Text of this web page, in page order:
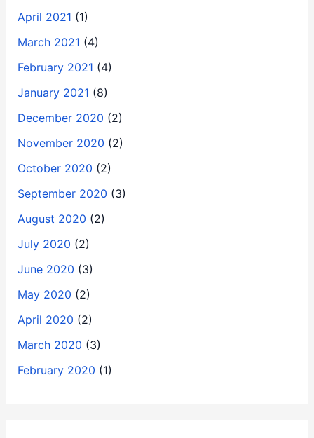
April 2021 (1)
March 2021 (4)
February 2021 (4)
January 2021 (8)
December 2020 (2)
November 2020 (2)
October 2020 (2)
September 2020 (3)
August 2020 (2)
July 2020 (2)
June 2020 (3)
May 2020 (2)
April 2020 (2)
March 2020 (3)
February 2020 (1)